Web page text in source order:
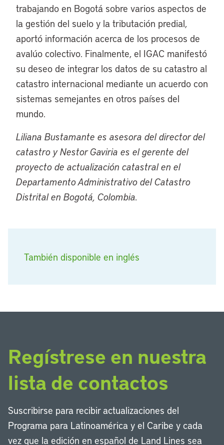
También disponible en inglés
trabajando en Bogotá sobre varios aspectos de
la gestión del suelo y la tributación predial,
aportó información acerca de los procesos de
avalúo colectivo. Finalmente, el IGAC manifestó
su deseo de integrar los datos de su catastro al
catastro internacional mediante un acuerdo con
sistemas semejantes en otros países del
mundo.
Liliana Bustamante es asesora del director del
catastro y Nestor Gaviria es el gerente del
proyecto de actualización catastral en el
Departamento Administrativo del Catastro
Distrital en Bogotá, Colombia.
Regístrese en nuestra
lista de contactos
Suscribirse para recibir actualizaciones del
Programa para Latinoamérica y el Caribe y cada
vez que la edición en español de Land Lines sea